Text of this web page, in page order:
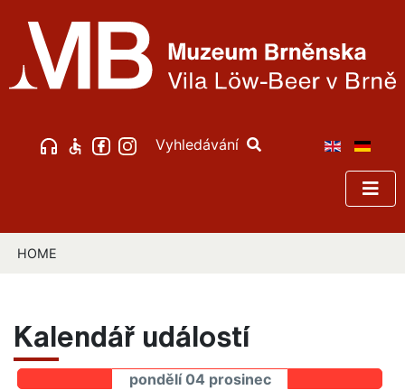
Vyhledávání
HOME
Kalendář událostí
pondělí 04 prosinec